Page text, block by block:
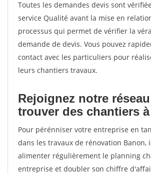
Toutes les demandes devis sont
service Qualité avant la mise en
processus qui permet de vérifier la
demande de devis. Vous pouvez
contact avec les particuliers pour
leurs chantiers travaux.
Rejoignez notre
trouver des chantiers
Pour pérénniser votre entreprise en
dans les travaux de rénovation Banon,
alimenter régulièrement le planning
entreprise et doubler son chiffre